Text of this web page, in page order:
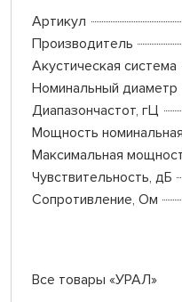
Артикул
Производитель
Акустическая система
Номинальный диаметр
Диапазончастот, гЦ
Мощность
Максимальная
Чувствительность, дБ
Сопротивление, Ом
Все товары «УРАЛ»